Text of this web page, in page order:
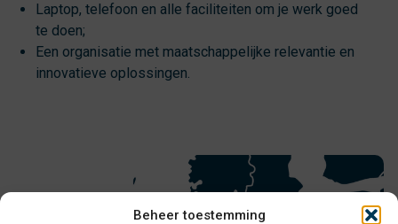
Beheer toestemming
Laptop, telefoon en alle faciliteiten om je werk goed
te doen;
Een organisatie met maatschappelijke relevantie en
innovatieve oplossingen.